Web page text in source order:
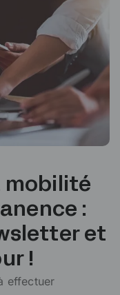
mobilité
:
et
!
effectuer